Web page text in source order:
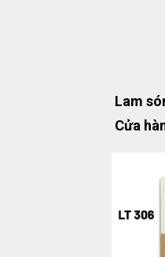
Lam
Cửa